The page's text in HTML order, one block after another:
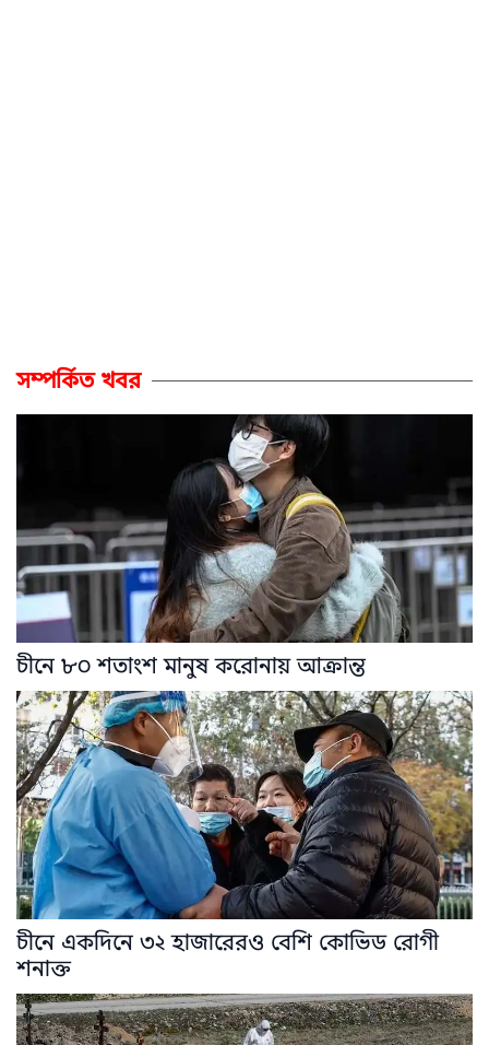
সম্পর্কিত খবর
চীনে ৮০ শতাংশ মানুষ করোনায় আক্রান্ত
চীনে একদিনে ৩২ হাজারেরও বেশি কোভিড রোগী
শনাক্ত